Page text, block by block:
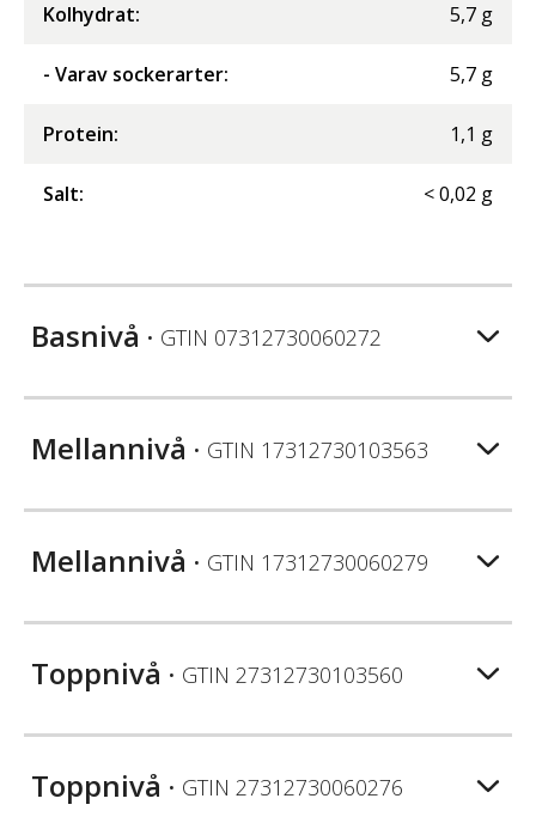
Kolhydrat: 5,7 g
- Varav sockerarter: 5,7 g
Protein: 1,1 g
Salt: <0,02 g
Basnivå • GTIN 07312730060272
Mellannivå • GTIN 17312730103563
Mellannivå • GTIN 17312730060279
Toppnivå • GTIN 27312730103560
Toppnivå • GTIN 27312730060276